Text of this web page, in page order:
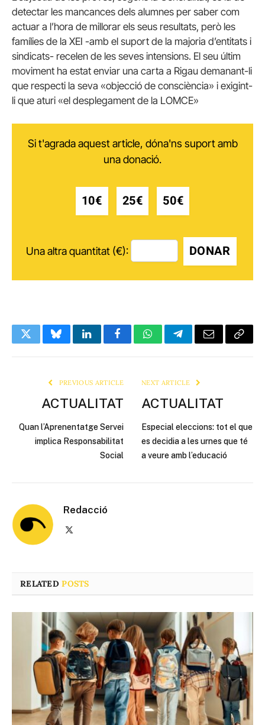
detectar les mancances dels alumnes per saber com
actuar a l’hora de millorar els seus resultats, però les
famílies de la XEI -amb el suport de la majoria d’entitats i
sindicats- recelen de les seves intensions. El seu últim
moviment ha estat enviar una carta a Rigau demanant-li
que respecti la seva «objecció de consciència» i exigint-
li que aturi «el desplegament de la LOMCE»
Si t'agrada aquest article, dóna'ns suport amb
una donació.
10€ 25€ 50€
Una altra quantitat (€): DONAR
TwitterBlueskyLinkedInFacebookWhatsAppTelegramEmail Copy
PREVIOUS ARTICLE
ACTUALITAT
Quan l’Aprenentatge Servei
implica Responsabilitat
Social
NEXT ARTICLE
ACTUALITAT
Especial eleccions: tot el que
es decidia a les urnes que té
a veure amb l’educació
Redacció
RELATEDPOSTS